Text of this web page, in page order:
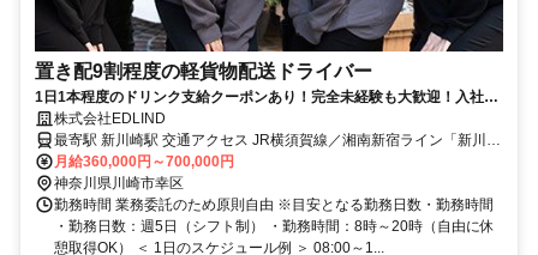
置き配9割程度の軽貨物配送ドライバー
1日1本程度のドリンク支給クーポンあり！完全未経験も大歓迎！入社3
ヶ月以内に90％が月50万円を達成しています。
株式会社EDLIND
最寄駅 新川崎駅 交通アクセス JR横須賀線／湘南新宿ライン「新川崎
月給360,000円～700,000円
神奈川県川崎市幸区
勤務時間 業務委託のため原則自由 ※目安となる勤務日数・勤務時間
・勤務日数：週5日（シフト制） ・勤務時間：8時～20時（自由に休
憩取得OK） ＜ 1日のスケジュール例 ＞ 08:00～1...